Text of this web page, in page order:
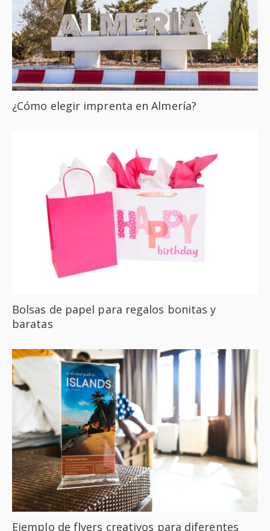
¿Cómo elegir imprenta en Almería?
Bolsas de papel para regalos bonitas y
baratas
Ejemplo de flyers creativos para diferentes